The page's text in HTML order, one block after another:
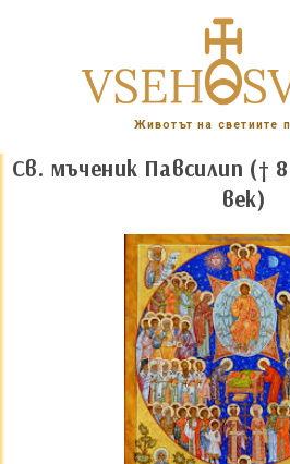
Животът на светиите
Св. мъченик Павсилип (†
век)